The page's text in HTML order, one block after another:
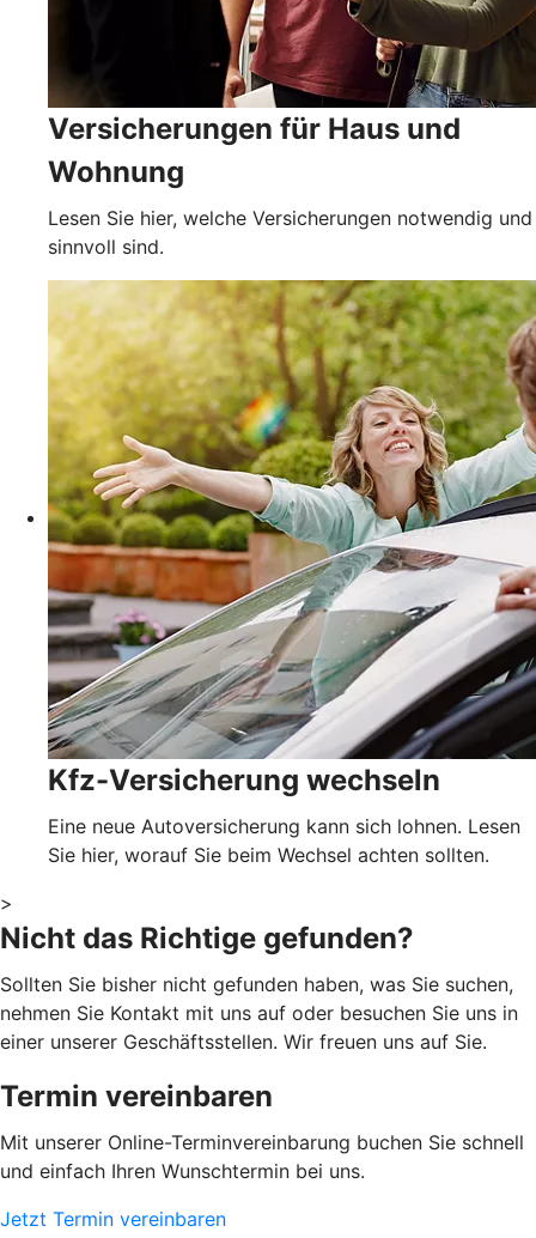
Versicherungen für Haus und
Wohnung
Lesen Sie hier, welche Versicherungen notwendig und
sinnvoll sind.
Kfz-Versicherung wechseln
Eine neue Autoversicherung kann sich lohnen. Lesen
Sie hier, worauf Sie beim Wechsel achten sollten.
>
Nicht das Richtige gefunden?
Sollten Sie bisher nicht gefunden haben, was Sie suchen,
nehmen Sie Kontakt mit uns auf oder besuchen Sie uns in
einer unserer Geschäftsstellen. Wir freuen uns auf Sie.
Termin vereinbaren
Mit unserer Online-Terminvereinbarung buchen Sie schnell
und einfach Ihren Wunschtermin bei uns.
Jetzt Termin vereinbaren